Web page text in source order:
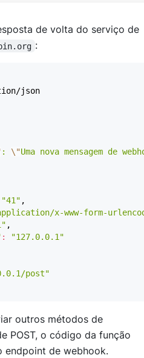
de volta do serviço de
:
: \"Uma nova mensagem de
"41"
x-www-form-
:
"127.0.0.1"
post"
outros métodos de
POST, o código da função
endpoint de webhook.